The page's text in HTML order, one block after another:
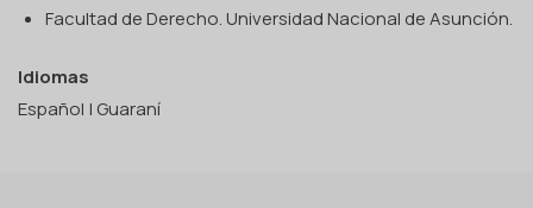
Facultad de Derecho. Universidad Nacional de Asunción.
Idiomas
Español | Guaraní